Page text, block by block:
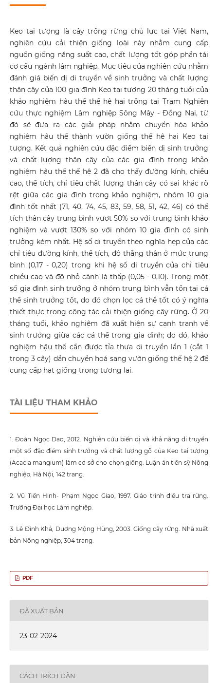
Keo tai tượng là cây trồng rừng chủ lực tại Việt Nam,
nghiên cứu cải thiện giống loài này nhằm cung cấp
nguồn giống năng suất cao, chất lượng tốt góp phần tái
cơ cấu ngành lâm nghiệp. Mục tiêu của nghiên cứu nhằm
đánh giá biến dị di truyền về sinh trưởng và chất lượng
thân cây của 100 gia đình Keo tai tượng 20 tháng tuổi của
khảo nghiệm hậu thế thế hệ hai trồng tại Trạm Nghiên
cứu thực nghiệm Lâm nghiệp Sông Mây - Đồng Nai, từ
đó sẽ đưa ra các giải pháp nhằm chuyển hóa khảo
nghiệm hậu thế thành vườn giống thế hệ hai Keo tai
tượng. Kết quả nghiên cứu đặc điểm biến dị sinh trưởng
và chất lượng thân cây của các gia đình trong khảo
nghiệm hậu thế thế hệ 2 đã cho thấy đường kính, chiều
cao, thể tích, chỉ tiêu chất lượng thân cây có sai khác rõ
rệt giữa các gia đình trong khảo nghiệm, nhóm 10 gia
đình tốt nhất (71, 40, 74, 45, 83, 59, 58, 51, 42, 46) có thể
tích thân cây trung bình vượt 50% so với trung bình khảo
nghiệm và vượt 130% so với nhóm 10 gia đình có sinh
trưởng kém nhất. Hệ số di truyền theo nghĩa hẹp của các
chỉ tiêu đường kính, thể tích, độ thẳng thân ở mức trung
bình (0,17 - 0,20) trong khi hệ số di truyền của chỉ tiêu
chiều cao và độ nhỏ cành là thấp (0,05 - 0,10). Trong một
số gia đình sinh trưởng ở nhóm trung bình vẫn tồn tại cá
thể sinh trưởng tốt, do đó chọn lọc cá thể tốt có ý nghĩa
thiết thực trong công tác cải thiện giống cây rừng. Ở 20
tháng tuổi, khảo nghiệm đã xuất hiện sự cạnh tranh về
sinh trưởng giữa các cá thể trong gia đình; do đó, khảo
nghiệm hậu thế cần được tỉa thưa di truyền lần 1 (cắt 1
trong 3 cây) dần chuyển hoá sang vườn giống thế hệ 2 để
cung cấp hạt giống trong tương lai.
TÀI LIỆU THAM KHẢO
1. Đoàn Ngọc Dao, 2012. Nghiên cứu biến dị và khả năng di truyền
một số đặc điểm sinh trưởng và chất lượng gỗ của Keo tai tượng
(Acacia mangium) làm cơ sở cho chọn giống. Luận án tiến sỹ Nông
nghiệp, Hà Nội, 142 trang.
2. Vũ Tiến Hinh- Phạm Ngọc Giao, 1997. Giáo trình điều tra rừng.
Trường Đại học Lâm nghiệp.
3. Lê Đình Khả, Dương Mộng Hùng, 2003. Giống cây rừng. Nhà xuất
bản Nông nghiệp, 304 trang.
PDF
ĐÃ XUẤT BẢN
23-02-2024
CÁCH TRÍCH DẪN